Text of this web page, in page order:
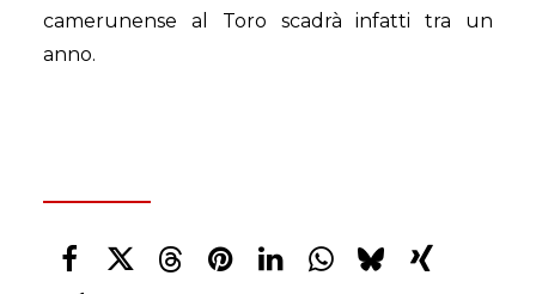
camerunense al Toro scadrà infatti tra un
anno.